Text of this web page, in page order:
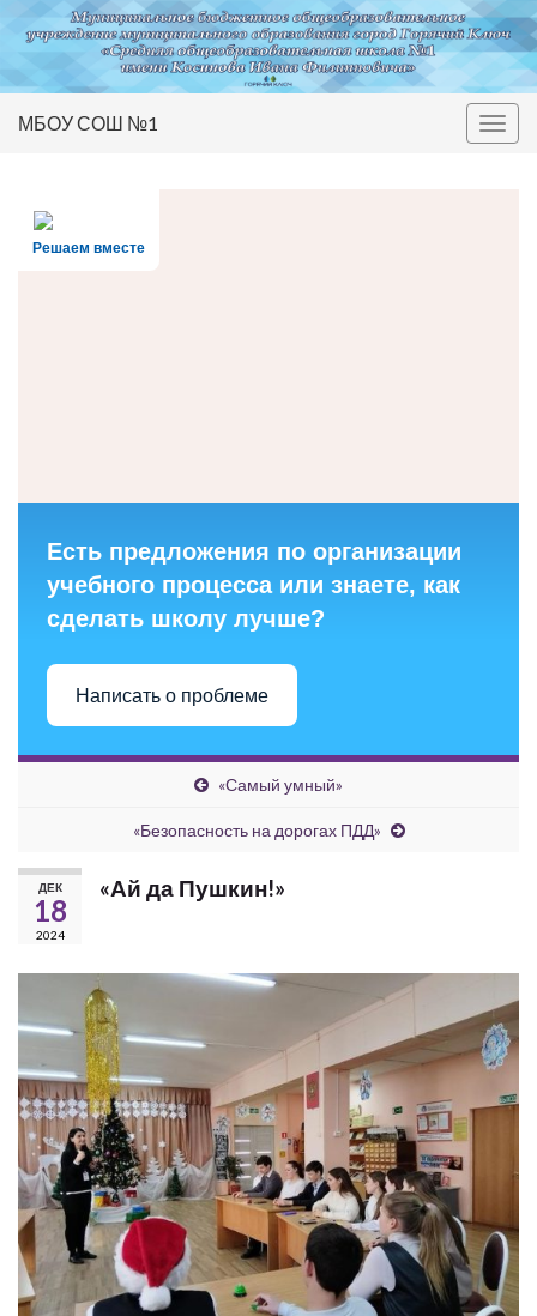
Вкл/
МБОУ СОШ №1
Решаем вместе
Есть предложения по организации
учебного процесса или знаете, как
сделать школу лучше?
Написать о проблеме
«Самый умный»
«Безопасность на дорогах ПДД»
ДЕК
18
2024
«Ай да Пушкин!»